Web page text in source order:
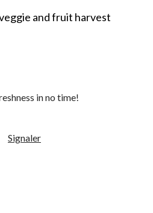
and fruit harvest
in no time!
Signaler